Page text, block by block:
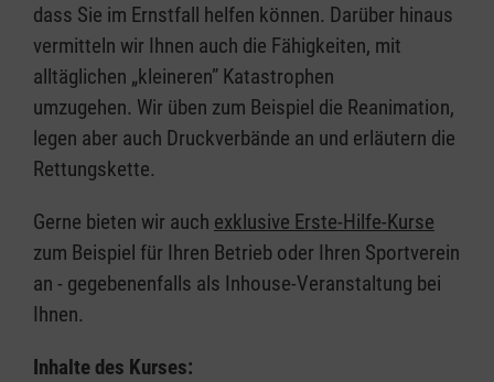
dass Sie im Ernstfall helfen können. Darüber hinaus
vermitteln wir Ihnen auch die Fähigkeiten, mit
alltäglichen „kleineren” Katastrophen
umzugehen. Wir üben zum Beispiel die Reanimation,
legen aber auch Druckverbände an und erläutern die
Rettungskette.
Gerne bieten wir auch exklusive Erste-Hilfe-Kurse
zum Beispiel für Ihren Betrieb oder Ihren Sportverein
an - gegebenenfalls als Inhouse-Veranstaltung bei
Ihnen.
Inhalte des Kurses: